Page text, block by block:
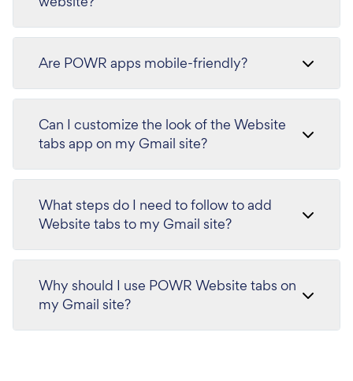
Are POWR apps mobile-friendly?
Can I customize the look of the Website
tabs app on my Gmail site?
What steps do I need to follow to add
Website tabs to my Gmail site?
Why should I use POWR Website tabs on
my Gmail site?